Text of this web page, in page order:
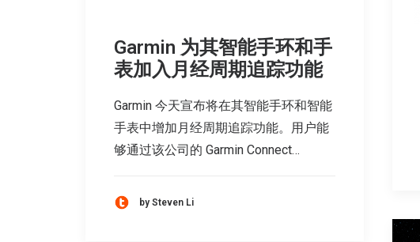
Garmin 为其智能手环和手
表加入月经周期追踪功能
Garmin 今天宣布将在其智能手环和智能
手表中增加月经周期追踪功能。用户能
够通过该公司的 Garmin Connect…
by Steven Li